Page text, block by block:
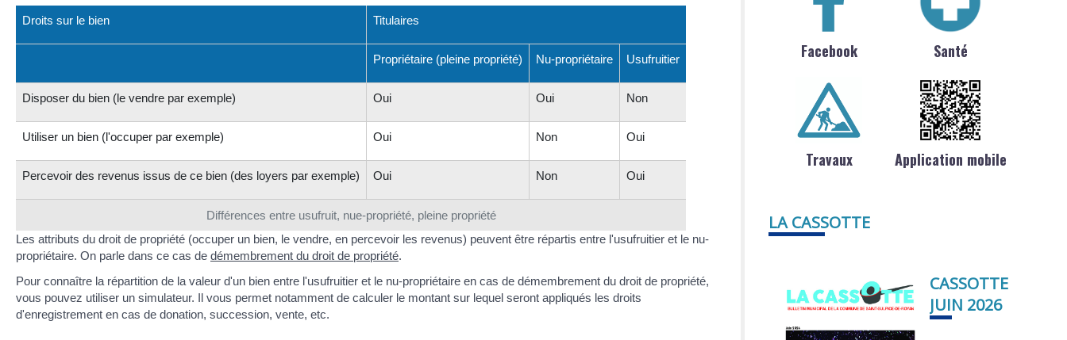
Différences entre usufruit, nue-propriété, pleine propriété
Droits sur le bien Titulaires
Propriétaire (pleine propriété) Nu-propriétaire Usufruitier
Disposer du bien (le vendre par exemple) Oui Oui Non
Utiliser un bien (l'occuper par exemple) Oui Non Oui
Percevoir des revenus issus de ce bien (des loyers par exemple) Oui Non Oui
Les attributs du droit de propriété (occuper un bien, le vendre, en percevoir les revenus) peuvent être répartis entre l'usufruitier et le nu-
propriétaire. On parle dans ce cas de démembrement du droit de propriété.
Pour connaître la répartition de la valeur d'un bien entre l'usufruitier et le nu-propriétaire en cas de démembrement du droit de propriété,
vous pouvez utiliser un simulateur. Il vous permet notamment de calculer le montant sur lequel seront appliqués les droits
d'enregistrement en cas de donation, succession, vente, etc.
Facebook Santé
Travaux Application mobile
LA CASSOTTE
CASSOTTE
JUIN 2026